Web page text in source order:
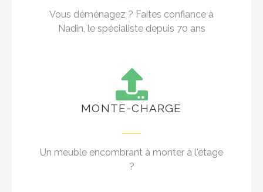
Vous déménagez ? Faites confiance à
Nadin, le spécialiste depuis 70 ans
MONTE-CHARGE
Un meuble encombrant à monter à l'étage
?